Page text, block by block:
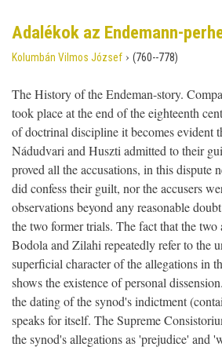
Adalékok az Endemann-
Kolumbán Vilmos József › (760--778)
The History of the Endeman-story.
took place at the end of the eighteenth
of doctrinal discipline it becomes evident
Nádudvari and Huszti admitted to their
proved all the accusations, in this dispute
did confess their guilt, nor the accusers
observations beyond any reasonable
the two former trials. The fact that the two
Bodola and Zilahi repeatedly refer to the
superficial character of the allegations in
shows the existence of personal
the dating of the synod's indictment
speaks for itself. The Supreme
the synod's allegations as 'prejudice' and